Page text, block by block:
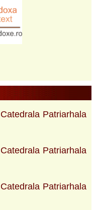
Patriarhala
Patriarhala
Patriarhala